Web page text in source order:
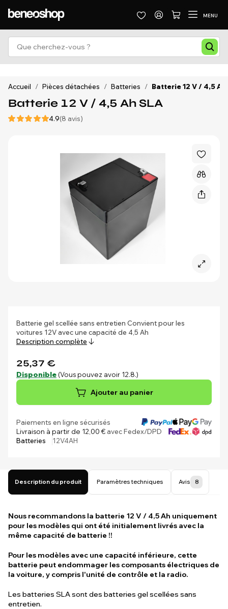
MENU
Accueil / Pièces détachées / Batteries / Batterie 12 V / 4,5 Ah
Batterie 12 V / 4,5 Ah SLA
4.9(8 avis)
Batterie gel scellée sans entretien Convient pour les
voitures 12V avec une capacité de 4,5 Ah
Description complète
25,37 €
Disponible (Vous pouvez avoir 12.8.)
Ajouter au panier
Paiements en ligne sécurisés
Livraison à partir de 12,00 €avec Fedex/DPD
Batteries
12V4AH
Description du produit Paramètres techniques Avis 8
Nous recommandons la batterie 12 V / 4,5 Ah uniquement
pour les modèles qui ont été initialement livrés avec la
même capacité de batterie !!
Pour les modèles avec une capacité inférieure, cette
batterie peut endommager les composants électriques de
la voiture, y compris l'unité de contrôle et la radio.
Les batteries SLA sont des batteries gel scellées sans
entretien.